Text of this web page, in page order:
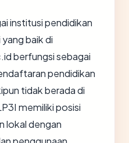
institusi pendidikan
baik di
berfungsi sebagai
pendidikan
tidak berada di
memiliki posisi
lokal dengan